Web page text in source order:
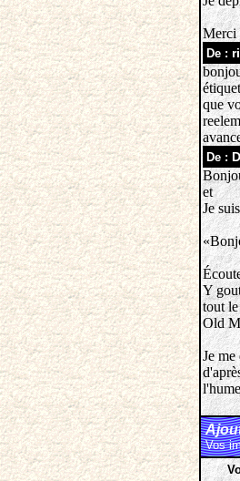
Merci
De :
que
De :
et
Je
Y
tout le
Old
Je
Vos